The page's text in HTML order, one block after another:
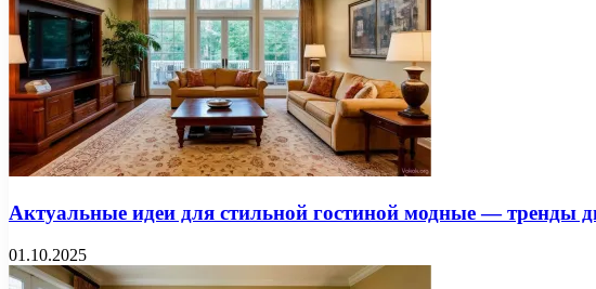
Актуальные идеи для стильной гостиной модные — тренды
01.10.2025